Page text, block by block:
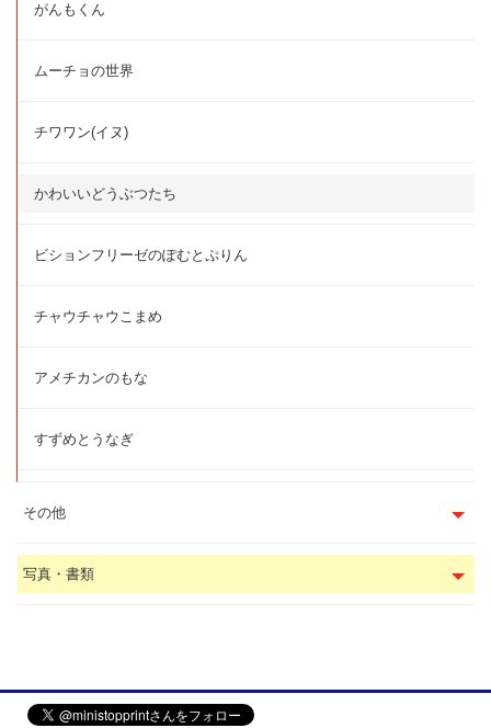
がんもくん
ムーチョの世界
チワワン(イヌ)
かわいいどうぶつたち
ビションフリーゼのぽむとぷりん
チャウチャウこまめ
アメチカンのもな
すずめとうなぎ
その他
写真・書類